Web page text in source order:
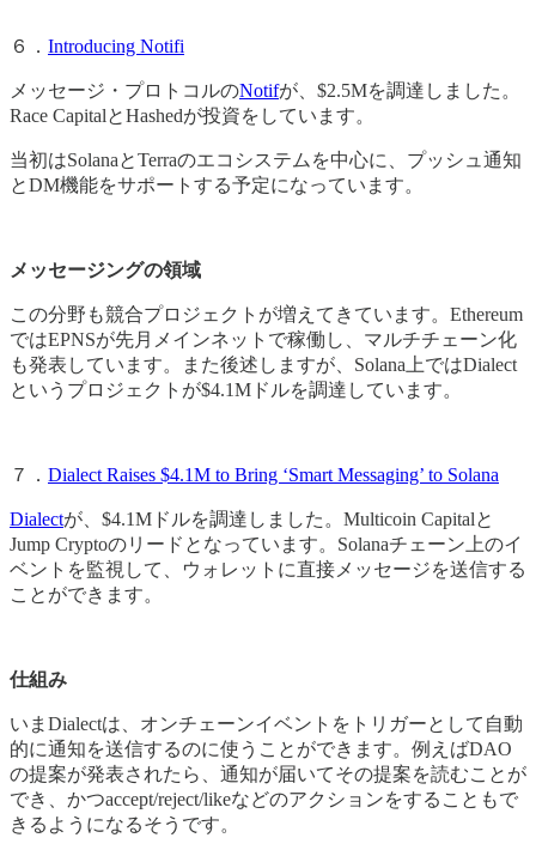
６． Introducing Notifi
メッセージ・プロトコルのNotifが、$2.5Mを調達しました。
Race CapitalとHashedが投資をしています。
当初はSolanaとTerraのエコシステムを中心に、プッシュ通知
とDM機能をサポートする予定になっています。
メッセージングの領域
この分野も競合プロジェクトが増えてきています。Ethereum
ではEPNSが先月メインネットで稼働し、マルチチェーン化
も発表しています。また後述しますが、Solana上ではDialect
というプロジェクトが$4.1Mドルを調達しています。
７． Dialect Raises $4.1M to Bring ‘Smart Messaging’ to Solana
Dialectが、$4.1Mドルを調達しました。Multicoin Capitalと
Jump Cryptoのリードとなっています。Solanaチェーン上のイ
ベントを監視して、ウォレットに直接メッセージを送信する
ことができます。
仕組み
いまDialectは、オンチェーンイベントをトリガーとして自動
的に通知を送信するのに使うことができます。例えばDAO
の提案が発表されたら、通知が届いてその提案を読むことが
でき、かつaccept/reject/likeなどのアクションをすることもで
きるようになるそうです。